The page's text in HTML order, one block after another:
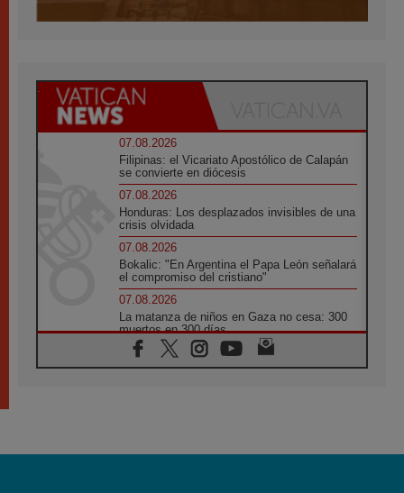
07.08.2026
Filipinas: el Vicariato Apostólico de Calapán
se convierte en diócesis
07.08.2026
Honduras: Los desplazados invisibles de una
crisis olvidada
07.08.2026
Bokalic: "En Argentina el Papa León señalará
el compromiso del cristiano"
07.08.2026
La matanza de niños en Gaza no cesa: 300
muertos en 300 días
07.08.2026
Tagle: La guerra desfigura el mundo, solo la